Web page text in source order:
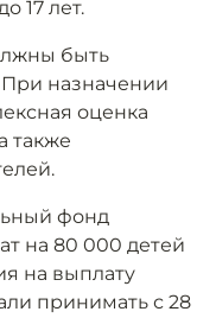
17 лет.
быть
назначении
оценка
также
фонд
на 80 000 детей
на выплату
принимать с 28